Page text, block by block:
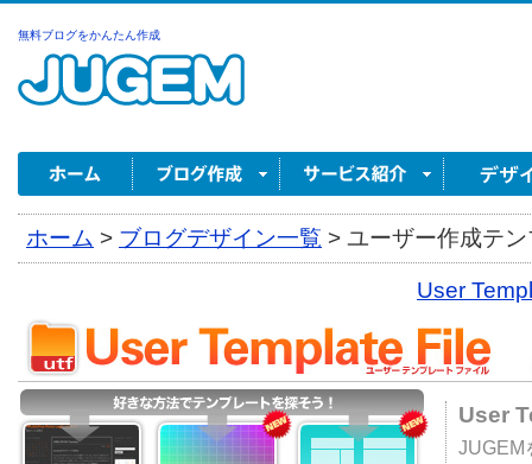
無料ブログをかんたん作成
ホーム > ブログデザイン一覧 > ユーザー作成テ
User
User
JUGEM